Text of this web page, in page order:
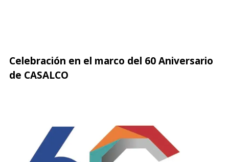
Celebración en el marco del 60 Aniversario
de CASALCO